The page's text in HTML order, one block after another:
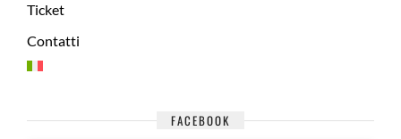
Ticket
Contatti
FACEBOOK